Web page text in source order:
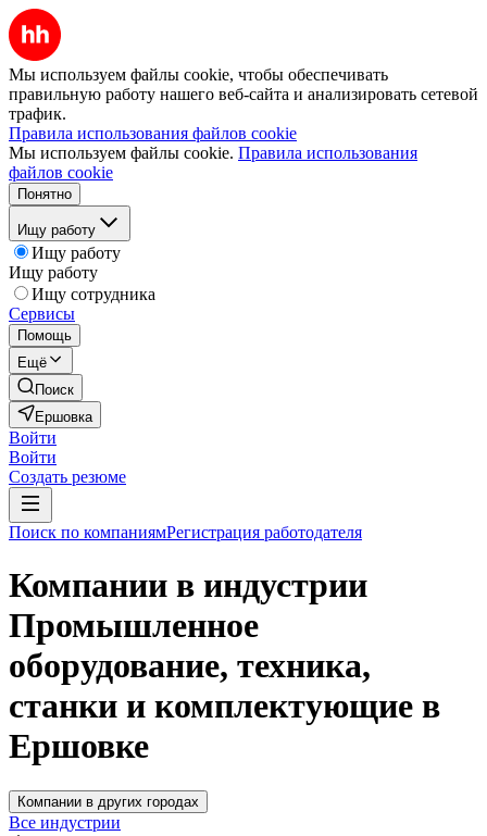
Мы используем файлы cookie, чтобы обеспечивать
правильную работу нашего веб-сайта и анализировать сетевой
трафик.
Правила использования файлов cookie
Мы используем файлы cookie. Правила использования
файлов cookie
Понятно
Ищу работу
Ищу работу
Ищу работу
Ищу сотрудника
Сервисы
Помощь
Ещё
Поиск
Ершовка
Войти
Войти
Создать резюме
Поиск по компаниямРегистрация работодателя
Компании в индустрии
Промышленное
оборудование, техника,
станки и комплектующие в
Ершовке
Компании в других городах
Все индустрии